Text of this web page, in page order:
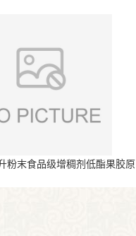
粉末食品级增稠剂低酯果胶原